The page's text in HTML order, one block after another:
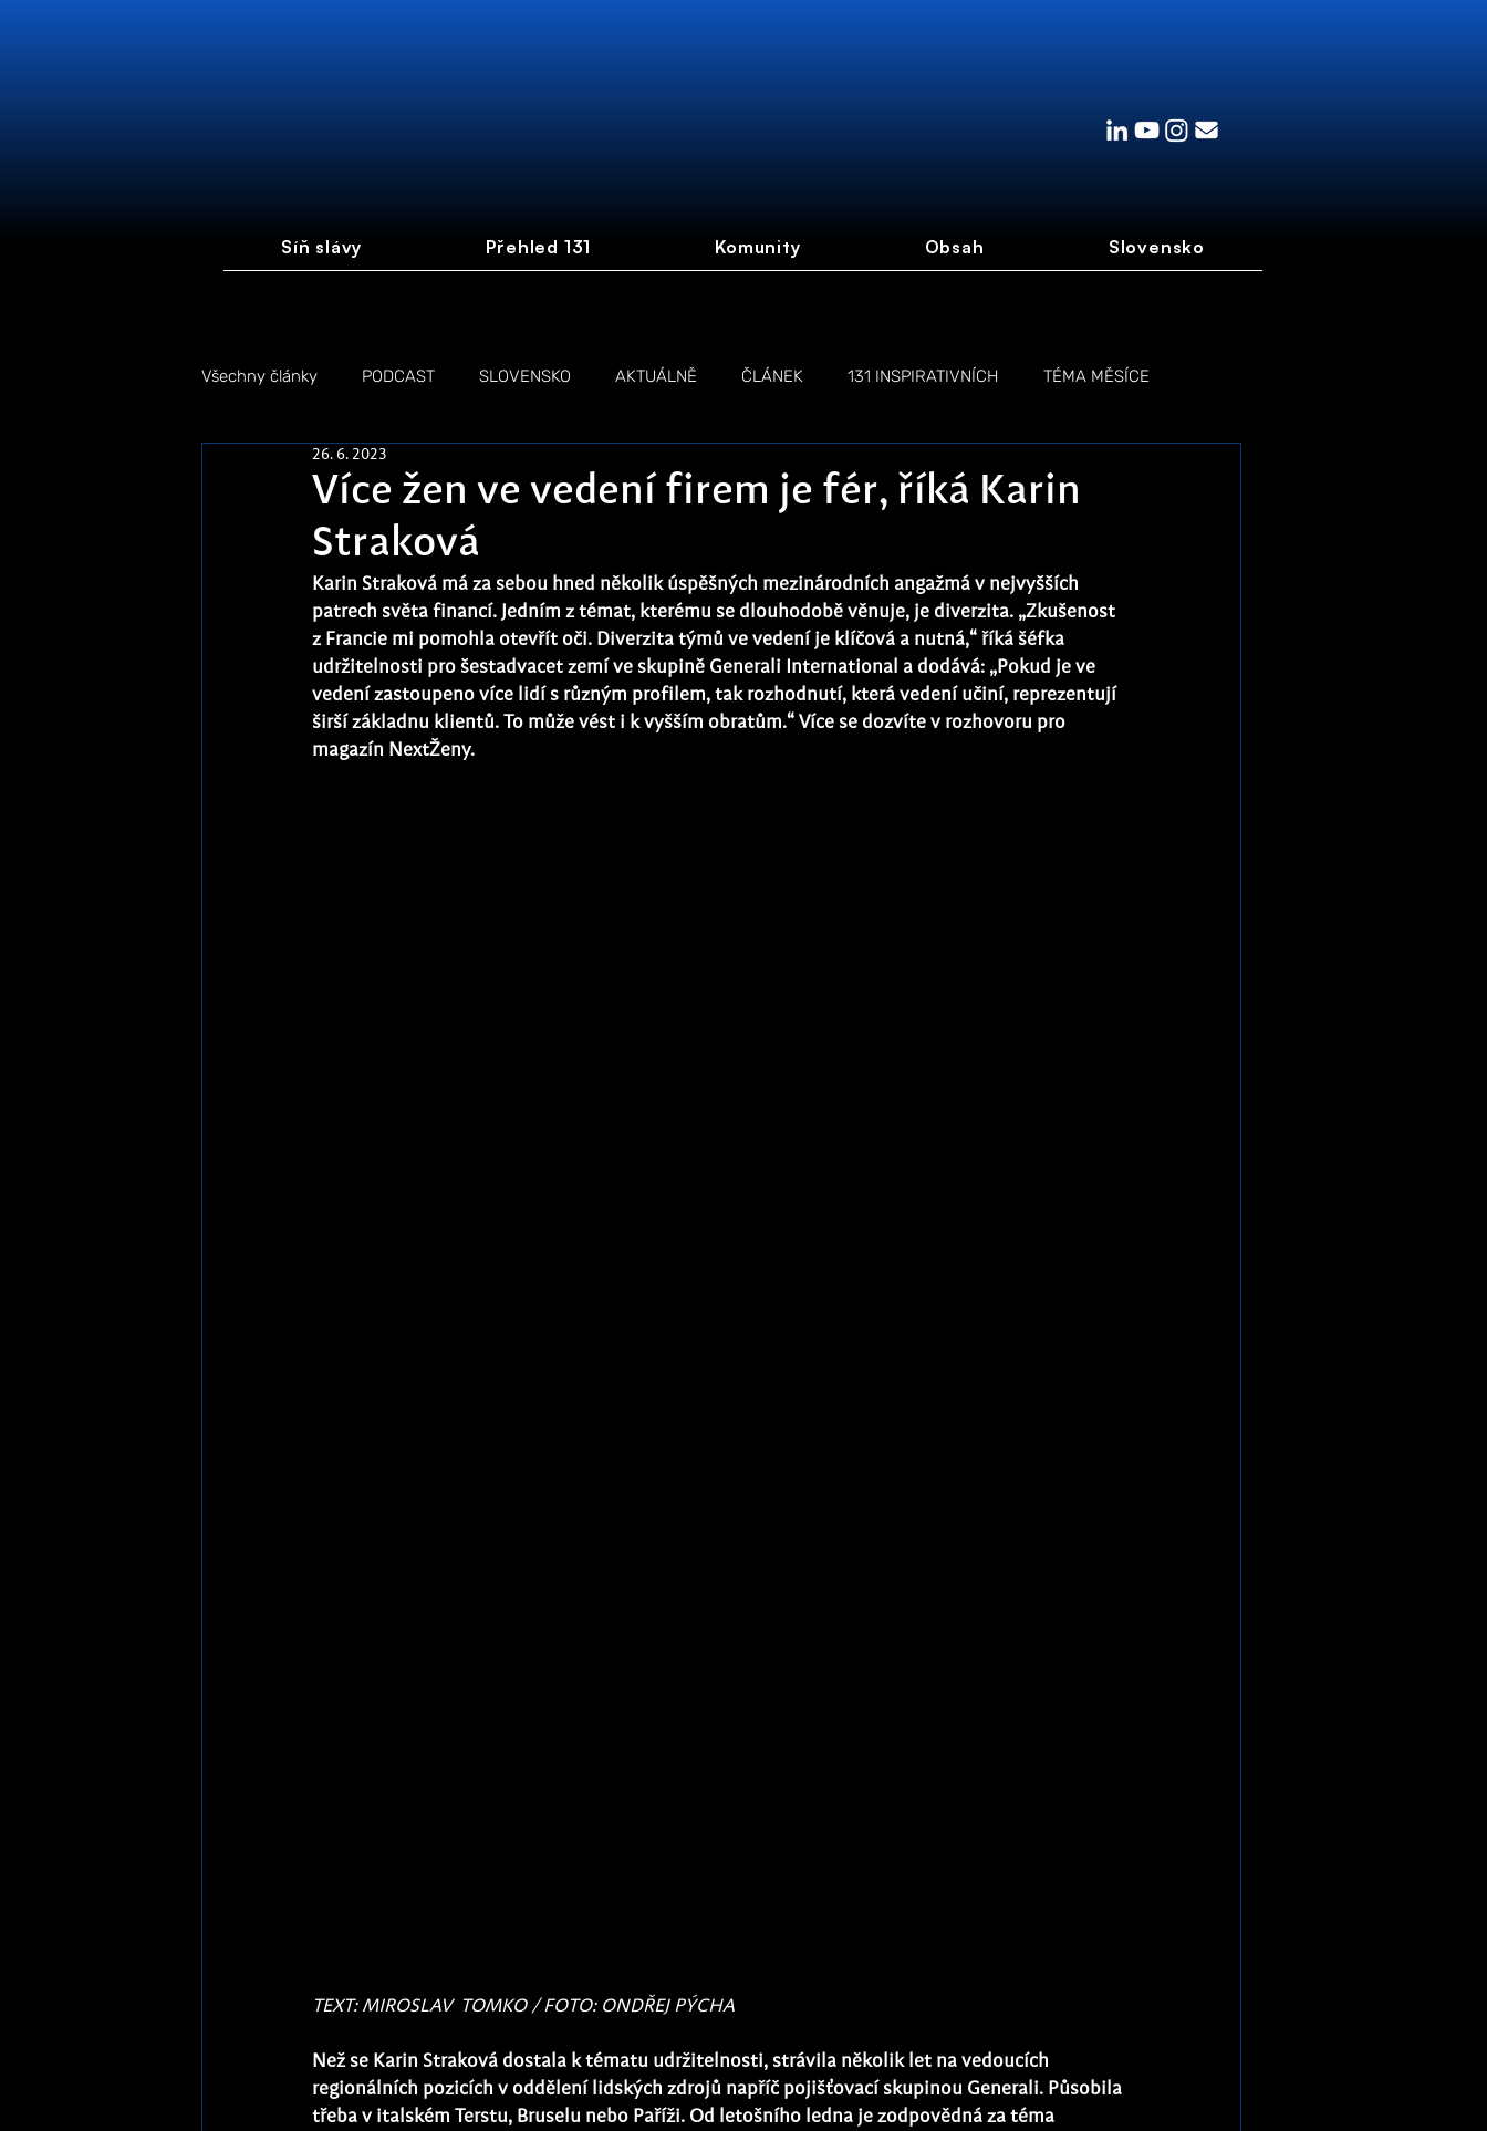
Síň slávy Přehled 131 Komunity Obsah Slovensko
Všechny články PODCAST SLOVENSKO AKTUÁLNĚ ČLÁNEK 131 INSPIRATIVNÍCH TÉMA MĚSÍCE
FOTOGALERIE
Více žen ve vedení firem je fér, říká Karin
Straková
26. 6. 2023
Karin Straková má za sebou hned několik úspěšných mezinárodních angažmá v nejvyšších
patrech světa financí. Jedním z témat, kterému se dlouhodobě věnuje, je diverzita. „Zkušenost
z Francie mi pomohla otevřít oči. Diverzita týmů ve vedení je klíčová a nutná,“ říká šéfka
udržitelnosti pro šestadvacet zemí ve skupině Generali International a dodává: „Pokud je ve
vedení zastoupeno více lidí s různým profilem, tak rozhodnutí, která vedení učiní, reprezentují
širší základnu klientů. To může vést i k vyšším obratům.“ Více se dozvíte v rozhovoru pro
magazín NextŽeny.
TEXT: MIROSLAV  TOMKO / FOTO: ONDŘEJ PÝCHA
Než se Karin Straková dostala k tématu udržitelnosti, strávila několik let na vedoucích
regionálních pozicích v oddělení lidských zdrojů napříč pojišťovací skupinou Generali. Působila
třeba v italském Terstu, Bruselu nebo Paříži. Od letošního ledna je zodpovědná za téma